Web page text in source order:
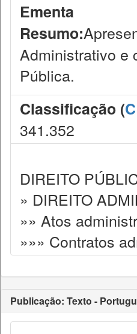
Ementa
Resumo:
Administrativo e
Pública.
Classificação (
341.352
DIREITO
» DIREITO
»» Atos
»»» Contratos
Publicação: Texto -